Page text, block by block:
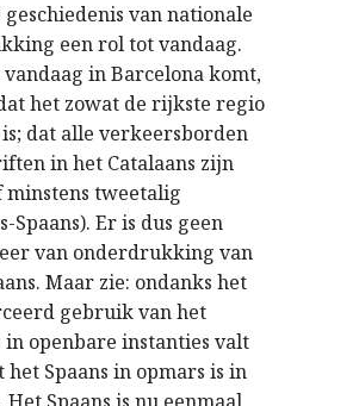
geschiedenis van nationale
een rol tot vandaag.
in Barcelona komt,
het zowat de rijkste regio
dat alle verkeersborden
in het Catalaans zijn
minstens tweetalig
Spaans). Er is dus geen
van onderdrukking van
Maar zie: ondanks het
gebruik van het
in openbare instanties valt
het Spaans in opmars is in